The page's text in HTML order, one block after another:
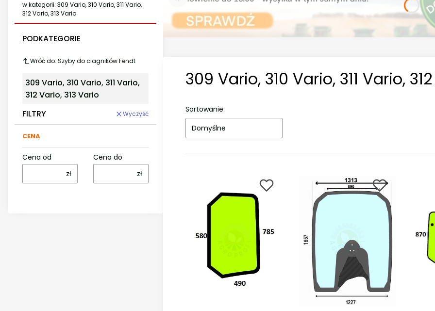
w kategorii: 309 Vario, 310 Vario, 311 Vario,
312 Vario, 313 Vario
PODKATEGORIE
Wróć do: Szyby do ciagników Fendt
309 Vario, 310 Vario, 311 Vario,
312 Vario, 313 Vario
FILTRY
Wyczyść
CENA
Cena od
zł
Cena do
zł
309 Vario, 310 Vario, 311 Vario,
Sortowanie:
Domyślne